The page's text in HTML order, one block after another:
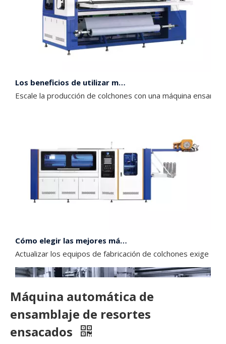
Escale la producción de colchones con una máquina
Actualizar los equipos de fabricación de colchones exige
Máquina automática de
ensamblaje de resortes
ensacados